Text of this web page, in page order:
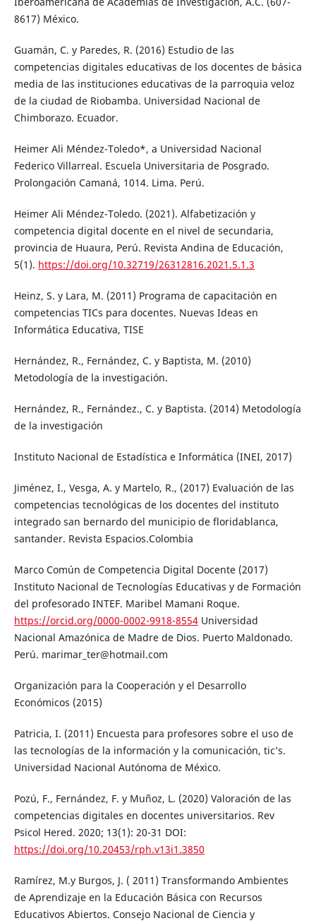
8617) México.
Guamán, C. y Paredes, R. (2016) Estudio de las
competencias digitales educativas de los docentes de básica
media de las instituciones educativas de la parroquia veloz
de la ciudad de Riobamba. Universidad Nacional de
Chimborazo. Ecuador.
Heimer Ali Méndez-Toledo*, a Universidad Nacional
Federico Villarreal. Escuela Universitaria de Posgrado.
Prolongación Camaná, 1014. Lima. Perú.
Heimer Ali Méndez-Toledo. (2021). Alfabetización y
competencia digital docente en el nivel de secundaria,
provincia de Huaura, Perú. Revista Andina de Educación,
5(1). https://doi.org/10.32719/26312816.2021.5.1.3
Heinz, S. y Lara, M. (2011) Programa de capacitación en
competencias TICs para docentes. Nuevas Ideas en
Informática Educativa, TISE
Hernández, R., Fernández, C. y Baptista, M. (2010)
Metodología de la investigación.
Hernández, R., Fernández., C. y Baptista. (2014) Metodología
de la investigación
Instituto Nacional de Estadística e Informática (INEI, 2017)
Jiménez, I., Vesga, A. y Martelo, R., (2017) Evaluación de las
competencias tecnológicas de los docentes del instituto
integrado san bernardo del municipio de floridablanca,
santander. Revista Espacios.Colombia
Marco Común de Competencia Digital Docente (2017)
Instituto Nacional de Tecnologías Educativas y de Formación
del profesorado INTEF. Maribel Mamani Roque.
https://orcid.org/0000-0002-9918-8554Universidad
Nacional Amazónica de Madre de Dios. Puerto Maldonado.
Perú. marimar_ter@hotmail.com
Organización para la Cooperación y el Desarrollo
Económicos (2015)
Patricia, I. (2011) Encuesta para profesores sobre el uso de
las tecnologías de la información y la comunicación, tic’s.
Universidad Nacional Autónoma de México.
Pozú, F., Fernández, F. y Muñoz, L. (2020) Valoración de las
competencias digitales en docentes universitarios. Rev
Psicol Hered. 2020; 13(1): 20-31 DOI:
https://doi.org/10.20453/rph.v13i1.3850
Ramírez, M.y Burgos, J. ( 2011) Transformando Ambientes
de Aprendizaje en la Educación Básica con Recursos
Educativos Abiertos. Consejo Nacional de Ciencia y